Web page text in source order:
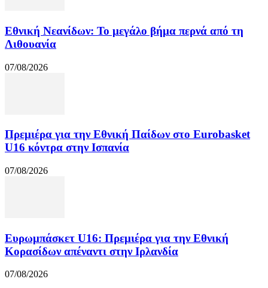
Εθνική Νεανίδων: Το μεγάλο βήμα περνά από τη
Λιθουανία
07/08/2026
Πρεμιέρα για την Εθνική Παίδων στο Eurobasket
U16 κόντρα στην Ισπανία
07/08/2026
Ευρωμπάσκετ U16: Πρεμιέρα για την Εθνική
Κορασίδων απέναντι στην Ιρλανδία
07/08/2026